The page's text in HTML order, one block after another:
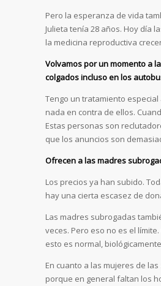
Pero la esperanza de vida
Julieta tenía 28 años. Hoy día
la medicina reproductiva
Volvamos por un momento a
colgados incluso en los
Tengo un tratamiento
nada en contra de ellos.
Estas personas son
que los anuncios son
Ofrecen a las madres
Los precios ya han subido.
hay una cierta escasez de
Las madres subrogadas
veces. Pero eso no es el
esto es normal,
En cuanto a las mujeres de
porque en general faltan los